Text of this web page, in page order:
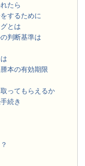
たら
するために
とは
判断基準は
本の有効期限
ってもらえるか
続き